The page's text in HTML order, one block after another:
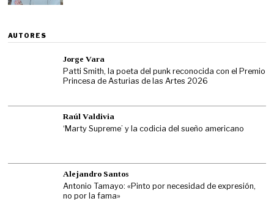
AUTORES
Jorge Vara
Patti Smith, la poeta del punk reconocida con el Premio
Princesa de Asturias de las Artes 2026
Raúl Valdivia
‘Marty Supreme’ y la codicia del sueño americano
Alejandro Santos
Antonio Tamayo: «Pinto por necesidad de expresión,
no por la fama»